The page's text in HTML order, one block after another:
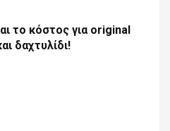
το κόστος για original
δαχτυλίδι!